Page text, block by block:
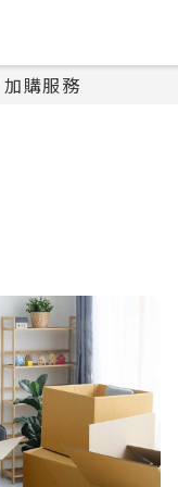
加購服務